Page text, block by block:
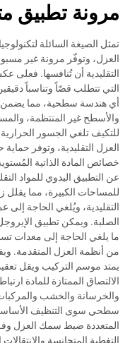
مرونة تطبيق
تمثل الصيغة السائلة
العزل، وتوفّر مرونة غير
التقليدية أن تُنافسها. فعلى
التي تتطلب قصّاً وتناسباً
أي هندسة سطحية، مما يضمن
والأسطح غير المنتظمة،
للتكيف تلغي الجسور
العزل التقليدية، وتوفر
خصائص المادة الذاتية
عن التطبيق اليدوي للمواد
التقليدية، ويُلغي الحاجة
الصلبة. ويمكن تطبيق
ما يلغي الحاجة إلى معدات
من أنظمة العزل المتقدمة.
يمتد موسم التركيب ويقل
الالتصاق الممتازة للمادة
والخرسانة والخشب
سطحي سوى التنظيف
المتعددة ضبط سمك العزل
التغطية المتجانسة